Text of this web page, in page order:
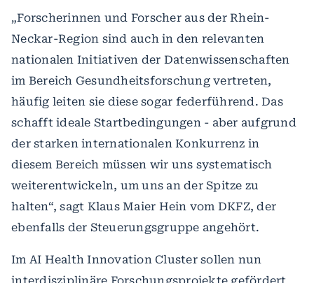
„Forscherinnen und Forscher aus der Rhein-
Neckar-Region sind auch in den relevanten
nationalen Initiativen der Datenwissenschaften
im Bereich Gesundheitsforschung vertreten,
häufig leiten sie diese sogar federführend. Das
schafft ideale Startbedingungen - aber aufgrund
der starken internationalen Konkurrenz in
diesem Bereich müssen wir uns systematisch
weiterentwickeln, um uns an der Spitze zu
halten“, sagt Klaus Maier Hein vom DKFZ, der
ebenfalls der Steuerungsgruppe angehört.
Im AI Health Innovation Cluster sollen nun
interdisziplinäre Forschungsprojekte gefördert